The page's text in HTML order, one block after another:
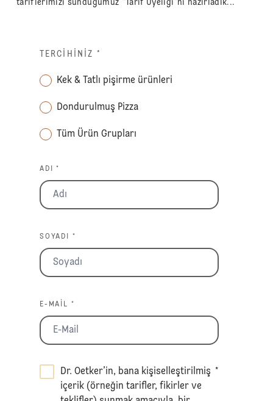
tariflerimizi sunduğumuz “Tarif Üyeliği”ni hazırladık...
TERCIHINIZ *
Kek & Tatlı pişirme ürünleri
Dondurulmuş Pizza
Tüm Ürün Grupları
ADI *
SOYADI *
E-MAIL *
Dr. Oetker’in, bana kişiselleştirilmiş
içerik (örneğin tarifler, fikirler ve
*